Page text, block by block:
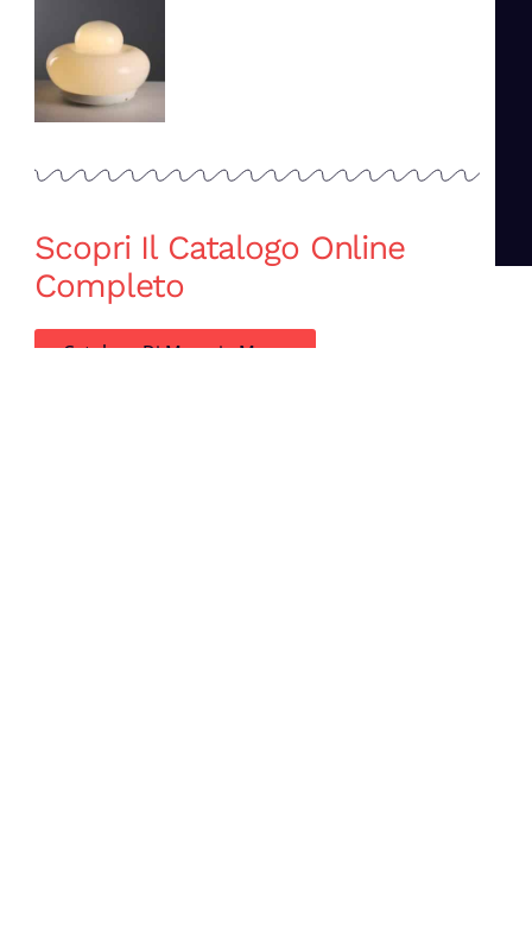
Scopri Il Catalogo Online
Completo
Catalogo Di Mano in Mano